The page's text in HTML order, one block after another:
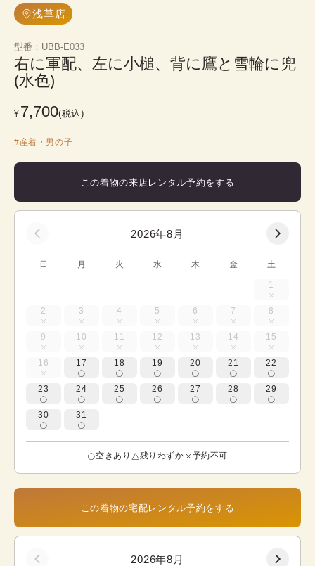
浅草店
型番 ： UBB-E033
右に軍配、左に小槌、背に鷹と雪輪に兜
(水色)
¥ 7,700(税込)
#産着・男の子
この着物の来店レンタル予約をする
2026年8月
日 月 火 水 木 金 土
1
2 3 4 5 6 7 8
9 10 11 12 13 14 15
16 17 18 19 20 21 22
23 24 25 26 27 28 29
30 31
空きあり 残りわずか 予約不可
この着物の宅配レンタル予約をする
2026年8月